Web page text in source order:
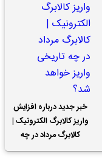
خبر جدید درباره افزایش
واریز کالابرگ الکترونیک |
کالابرگ مرداد در چه
تاریخی واریز خواهد شد؟